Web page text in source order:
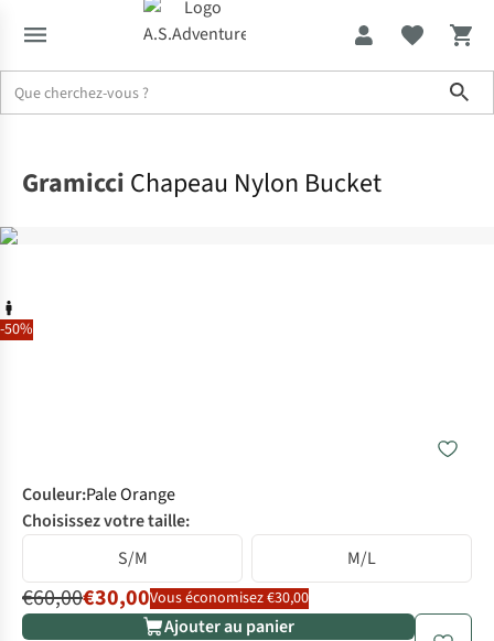
-50%
Gramicci Chapeau Nylon Bucket
Couleur:Pale Orange
Choisissez votre taille:
S/M
M/L
€60,00€30,00Vous économisez €30,00
Ajouter au panier